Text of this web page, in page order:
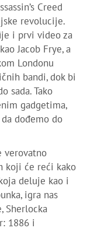
Creed
revolucije.
i prvi video za
Jacob Frye, a
Londonu
bandi, dok bi
sada. Tako
gadgetima,
dođemo do
verovatno
koji će reći kako
deluje kao i
igra nas
Sherlocka
1886 i